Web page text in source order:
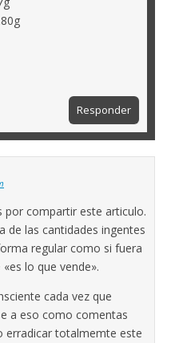
Responder
por compartir este articulo.
de las cantidades ingentes
regular como si fuera
lo que vende».
cada vez que
a eso como comentas
erradicar totalmemte este